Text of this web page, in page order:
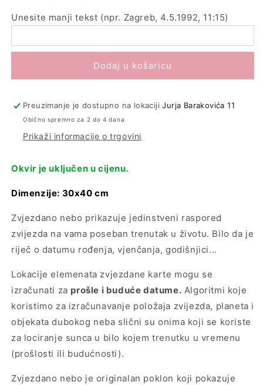
Unesite manji tekst (npr. Zagreb, 4.5.1992, 11:15)
Dodaj u košaricu
Preuzimanje je dostupno na lokacijiJurja Barakovića 11
Obično spremno za 2 do 4 dana
Prikaži informacije o trgovini
Okvir je uključen u cijenu.
Dimenzije: 30x40 cm
Zvjezdano nebo prikazuje jedinstveni raspored
zvijezda na vama poseban trenutak u životu. Bilo da je
riječ o datumu rođenja, vjenčanja, godišnjici...
Lokacije elemenata zvjezdane karte mogu se
izračunati za prošle i buduće datume. Algoritmi koje
koristimo za izračunavanje položaja zvijezda, planeta i
objekata dubokog neba slični su onima koji se koriste
za lociranje sunca u bilo kojem trenutku u vremenu
(prošlosti ili budućnosti).
Zvjezdano nebo je originalan poklon koji pokazuje